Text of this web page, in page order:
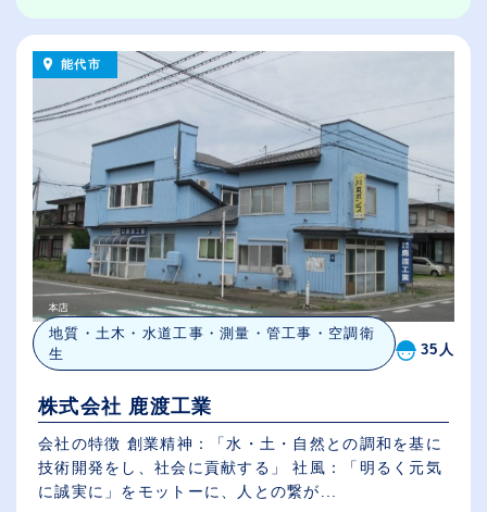
能代市
地質・土木・水道工事・測量・管工事・空調衛
生
35人
株式会社 鹿渡工業
会社の特徴 創業精神：「水・土・自然との調和を基に
技術開発をし、社会に貢献する」 社風：「明るく元気
に誠実に」をモットーに、人との繋が...